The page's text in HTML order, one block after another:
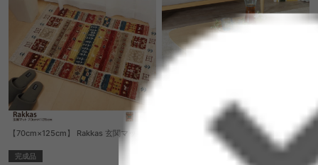
【70cm×125cm】 Rakkas 玄関マット
完成品
【幅120cm】Moi こたつテーブル 単品